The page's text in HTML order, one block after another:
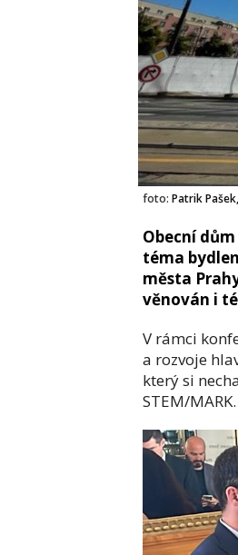
foto: Patrik
Obecní
téma
města
věnován i
V rámci
a rozvoje
který si
STEM/MARK.